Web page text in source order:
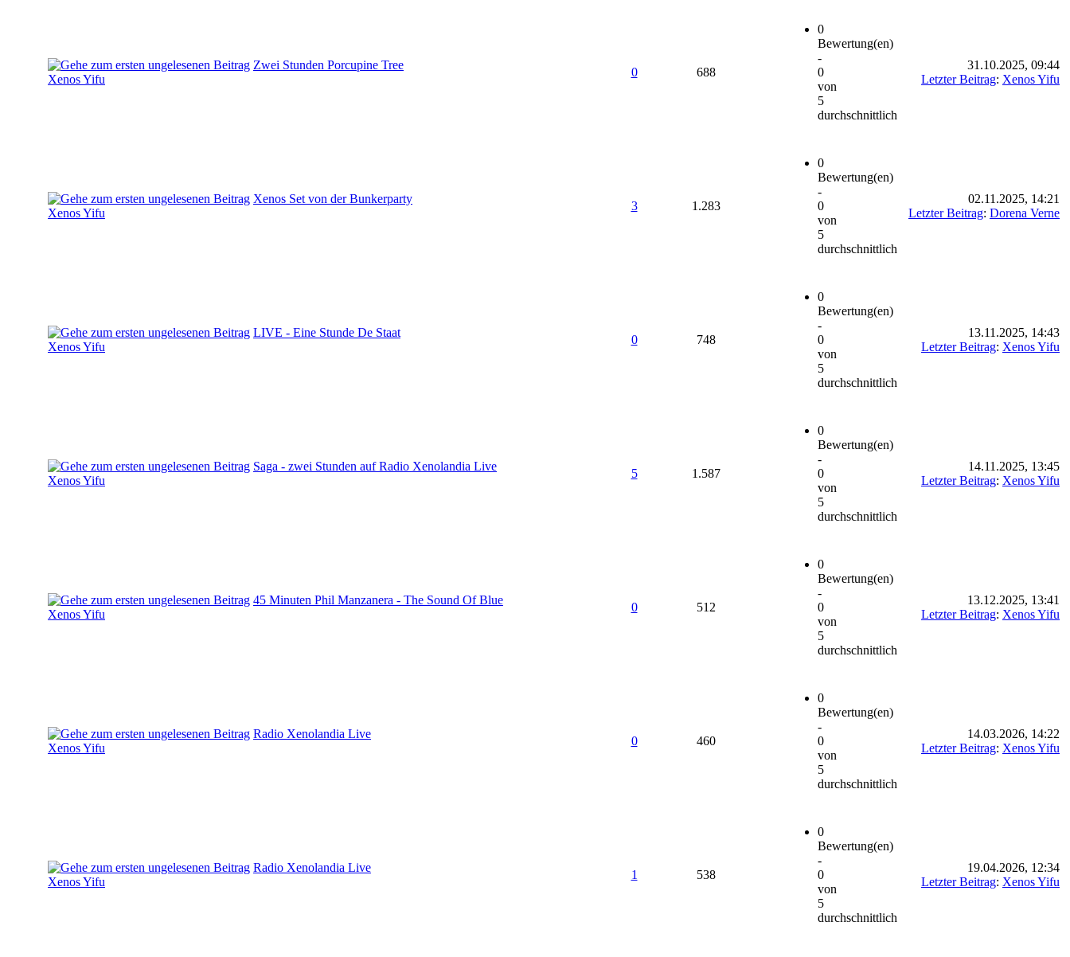
Zwei Stunden Porcupine Tree
Xenos Yifu
0 688
0
Bewertung(en)
-
0
von
5
durchschnittlich
31.10.2025, 09:44
Letzter Beitrag: Xenos Yifu
Xenos Set von der Bunkerparty
Xenos Yifu
3 1.283
0
Bewertung(en)
-
0
von
5
durchschnittlich
02.11.2025, 14:21
Letzter Beitrag: Dorena Verne
LIVE - Eine Stunde De Staat
Xenos Yifu
0 748
0
Bewertung(en)
-
0
von
5
durchschnittlich
13.11.2025, 14:43
Letzter Beitrag: Xenos Yifu
Saga - zwei Stunden auf Radio Xenolandia Live
Xenos Yifu
5 1.587
0
Bewertung(en)
-
0
von
5
durchschnittlich
14.11.2025, 13:45
Letzter Beitrag: Xenos Yifu
45 Minuten Phil Manzanera - The Sound Of Blue
Xenos Yifu
0 512
0
Bewertung(en)
-
0
von
5
durchschnittlich
13.12.2025, 13:41
Letzter Beitrag: Xenos Yifu
Radio Xenolandia Live
Xenos Yifu
0 460
0
Bewertung(en)
-
0
von
5
durchschnittlich
14.03.2026, 14:22
Letzter Beitrag: Xenos Yifu
Radio Xenolandia Live
Xenos Yifu
1 538
0
Bewertung(en)
-
0
von
5
durchschnittlich
19.04.2026, 12:34
Letzter Beitrag: Xenos Yifu